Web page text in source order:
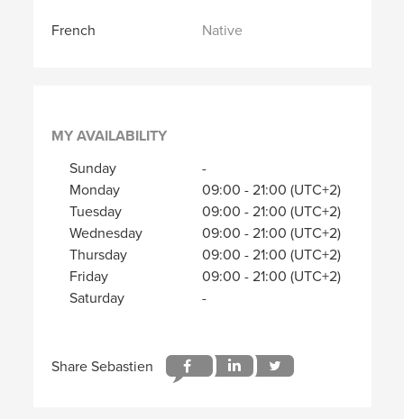
French Native
MY AVAILABILITY
Sunday
-
Monday
09:00 - 21:00 (UTC+2)
Tuesday
09:00 - 21:00 (UTC+2)
Wednesday
09:00 - 21:00 (UTC+2)
Thursday
09:00 - 21:00 (UTC+2)
Friday
09:00 - 21:00 (UTC+2)
Saturday
-